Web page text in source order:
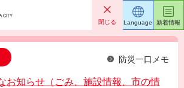
閉じる
防災一口メモ
お知らせ（ごみ、施設情報、市の情
Language 新着情報